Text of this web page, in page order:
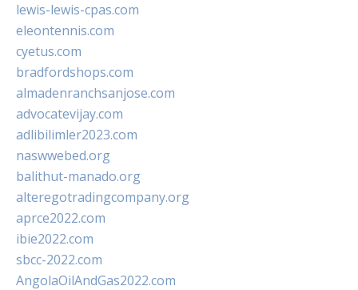
lewis-lewis-cpas.com
eleontennis.com
cyetus.com
bradfordshops.com
almadenranchsanjose.com
advocatevijay.com
adlibilimler2023.com
naswwebed.org
balithut-manado.org
alteregotradingcompany.org
aprce2022.com
ibie2022.com
sbcc-2022.com
AngolaOilAndGas2022.com